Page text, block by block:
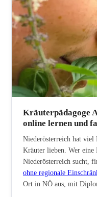
Kräuterpädagoge
online lernen und
Niederösterreich hat
Kräuter lieben. Wer eine
Niederösterreich sucht,
ohne regionale
Ort in NÖ aus, mit